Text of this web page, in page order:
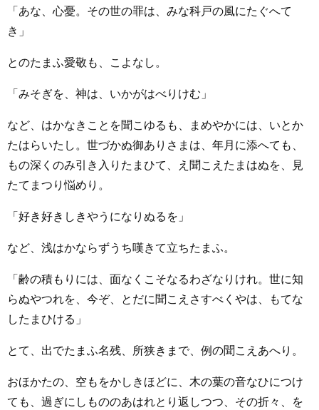
「あな、心憂。その世の罪は、みな科戸の風にたぐへて
き」
とのたまふ愛敬も、こよなし。
「みそぎを、神は、いかがはべりけむ」
など、はかなきことを聞こゆるも、まめやかには、いとか
たはらいたし。世づかぬ御ありさまは、年月に添へても、
もの深くのみ引き入りたまひて、え聞こえたまはぬを、見
たてまつり悩めり。
「好き好きしきやうになりぬるを」
など、浅はかならずうち嘆きて立ちたまふ。
「齢の積もりには、面なくこそなるわざなりけれ。世に知
らぬやつれを、今ぞ、とだに聞こえさすべくやは、もてな
したまひける」
とて、出でたまふ名残、所狭きまで、例の聞こえあへり。
おほかたの、空もをかしきほどに、木の葉の音なひにつけ
ても、過ぎにしもののあはれとり返しつつ、その折々、を